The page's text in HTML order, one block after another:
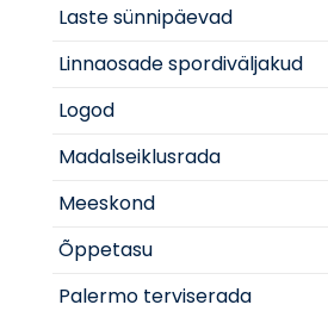
Laste sünnipäevad
Linnaosade spordiväljakud
Logod
Madalseiklusrada
Meeskond
Õppetasu
Palermo terviserada